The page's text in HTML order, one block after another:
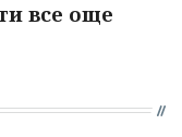
все още